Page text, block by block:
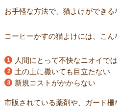
お手軽な方法で、猫よけができる
コーヒーかすの猫よけには、こん
人間にとって不快なニオイで
土の上に撒いても目立たない
新規コストがかからない
市販されている薬剤や、ガード